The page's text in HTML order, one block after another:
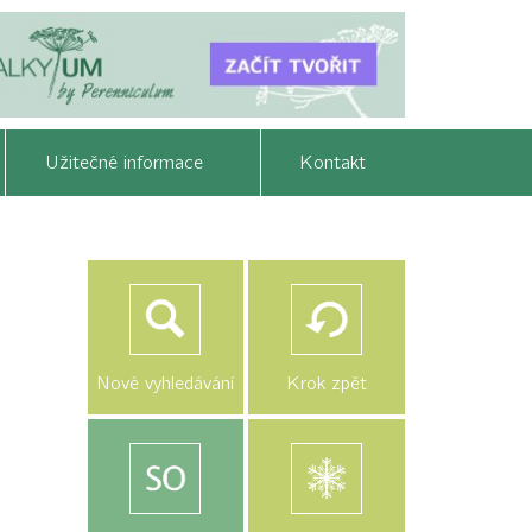
Užitečné informace Kontakt
Nové vyhledávání Krok zpět